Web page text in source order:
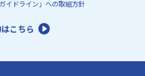
イドライン」への取組方針
こちら